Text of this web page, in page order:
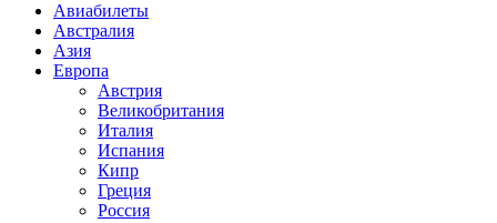
Авиабилеты
Австралия
Азия
Европа
Австрия
Великобритания
Италия
Испания
Кипр
Греция
Россия